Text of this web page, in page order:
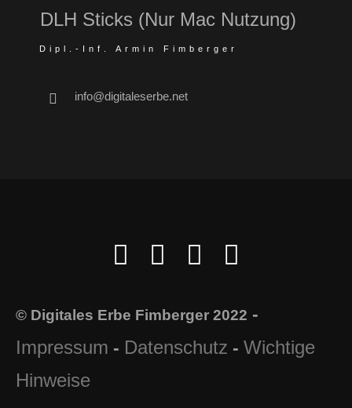
DLH Sticks (Nur Mac Nutzung)
Dipl.-Inf. Armin Fimberger
info@digitaleserbe.net
© Digitales Erbe Fimberger 2022 -
Impressum - Datenschutz - Wichtige
Hinweise